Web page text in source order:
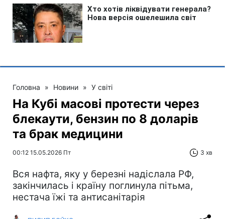
Головна » Новини » У світі
На Кубі масові протести через
блекаути, бензин по 8 доларів
та брак медицини
00:12 15.05.2026 Пт 3 хв
Вся нафта, яку у березні надіслала РФ,
закінчилась і країну поглинула пітьма,
нестача їжі та антисанітарія